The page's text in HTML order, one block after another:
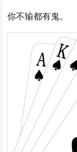
你不输都有鬼。